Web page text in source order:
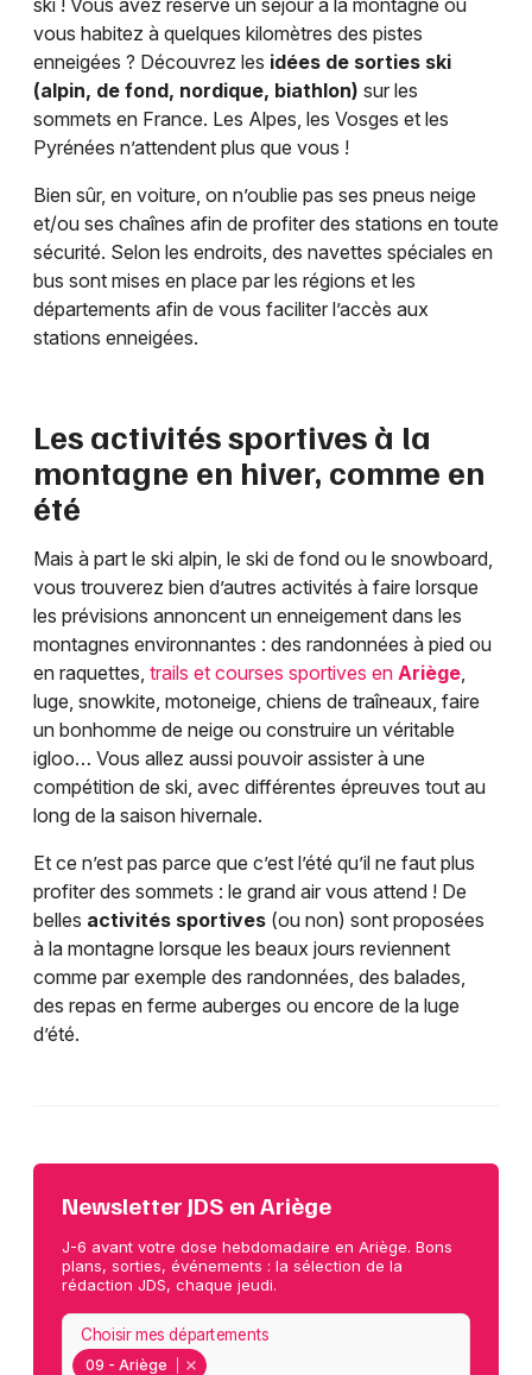
ski ! Vous avez réservé un séjour à la montagne ou
vous habitez à quelques kilomètres des pistes
enneigées ? Découvrez les idées de sorties ski
(alpin, de fond, nordique, biathlon) sur les
sommets en France. Les Alpes, les Vosges et les
Pyrénées n’attendent plus que vous !
Bien sûr, en voiture, on n’oublie pas ses pneus neige
et/ou ses chaînes afin de profiter des stations en toute
sécurité. Selon les endroits, des navettes spéciales en
bus sont mises en place par les régions et les
départements afin de vous faciliter l’accès aux
stations enneigées.
Les activités sportives à la
montagne en hiver, comme en
été
Mais à part le ski alpin, le ski de fond ou le snowboard,
vous trouverez bien d’autres activités à faire lorsque
les prévisions annoncent un enneigement dans les
montagnes environnantes : des randonnées à pied ou
en raquettes, trails et courses sportives en Ariège,
luge, snowkite, motoneige, chiens de traîneaux, faire
un bonhomme de neige ou construire un véritable
igloo… Vous allez aussi pouvoir assister à une
compétition de ski, avec différentes épreuves tout au
long de la saison hivernale.
Et ce n’est pas parce que c’est l’été qu’il ne faut plus
profiter des sommets : le grand air vous attend ! De
belles activités sportives (ou non) sont proposées
à la montagne lorsque les beaux jours reviennent
comme par exemple des randonnées, des balades,
des repas en ferme auberges ou encore de la luge
d’été.
Newsletter JDS en Ariège
J-6 avant votre dose hebdomadaire en Ariège. Bons
plans, sorties, événements : la sélection de la
rédaction JDS, chaque jeudi.
09 - Ariège
Choisir mes départements